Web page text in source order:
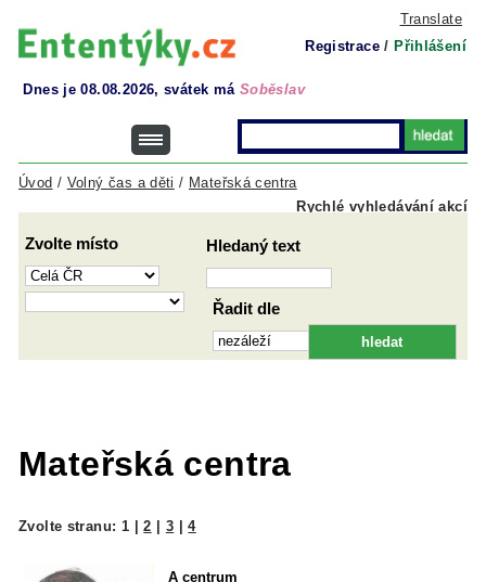
Translate
Registrace / Přihlášení
Dnes je 08.08.2026, svátek má Soběslav
Rychlé vyhledávání akcí
Úvod / Volný čas a děti / Mateřská centra
Zvolte místo Hledaný text
Řadit dle
Mateřská centra
Zvolte stranu: 1 |2 3 |4
A centrum